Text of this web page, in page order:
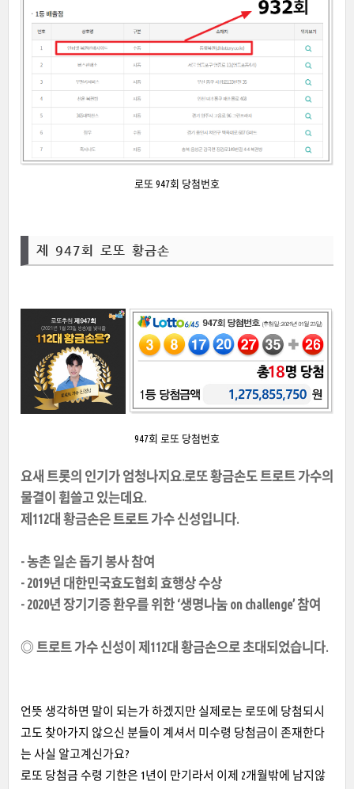
로또 947회 당첨번호
제 947회 로또 황금손
947회 로또 당첨번호
요새 트롯의 인기가 엄청나지요.로또 황금손도 트로트 가수의
물결이 휩쓸고 있는데요.
제112대 황금손은 트로트 가수 신성입니다.
- 농촌 일손 돕기 봉사 참여
- 2019년 대한민국효도협회 효행상 수상
- 2020년 장기기증 환우를 위한 ‘생명나눔 on challenge’ 참여
◎ 트로트 가수 신성이 제112대 황금손으로 초대되었습니다.
언뜻 생각하면 말이 되는가 하겠지만 실제로는 로또에 당첨되시
고도 찾아가지 않으신 분들이 계셔서 미수령 당첨금이 존재한다
는 사실 알고계신가요?
로또 당첨금 수령 기한은 1년이 만기라서 이제 2개월밖에 남지않